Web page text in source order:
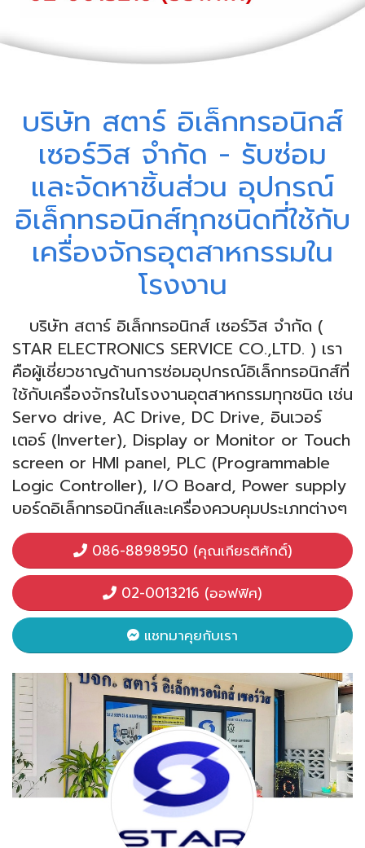
บริษัท สตาร์ อิเล็กทรอนิกส์
เซอร์วิส จำกัด - รับซ่อม
และจัดหาชิ้นส่วน อุปกรณ์
อิเล็กทรอนิกส์ทุกชนิดที่ใช้กับ
เครื่องจักรอุตสาหกรรมใน
โรงงาน
บริษัท สตาร์ อิเล็กทรอนิกส์ เซอร์วิส จำกัด (
STAR ELECTRONICS SERVICE CO.,LTD. ) เรา
คือผู้เชี่ยวชาญด้านการซ่อมอุปกรณ์อิเล็กทรอนิกส์ที่
ใช้กับเครื่องจักรในโรงงานอุตสาหกรรมทุกชนิด เช่น
Servo drive, AC Drive, DC Drive, อินเวอร์
เตอร์ (Inverter), Display or Monitor or Touch
screen or HMI panel, PLC (Programmable
Logic Controller), I/O Board, Power supply
บอร์ดอิเล็กทรอนิกส์และเครื่องควบคุมประเภทต่างๆ
086-8898950 (คุณเกียรติศักดิ์)
02-0013216 (ออฟฟิศ)
แชทมาคุยกับเรา